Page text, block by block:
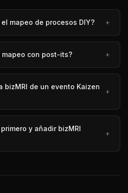
mapeo de procesos DIY? +
mapeo con post-its? +
bizMRI de un evento Kaizen
+
y añadir bizMRI
+